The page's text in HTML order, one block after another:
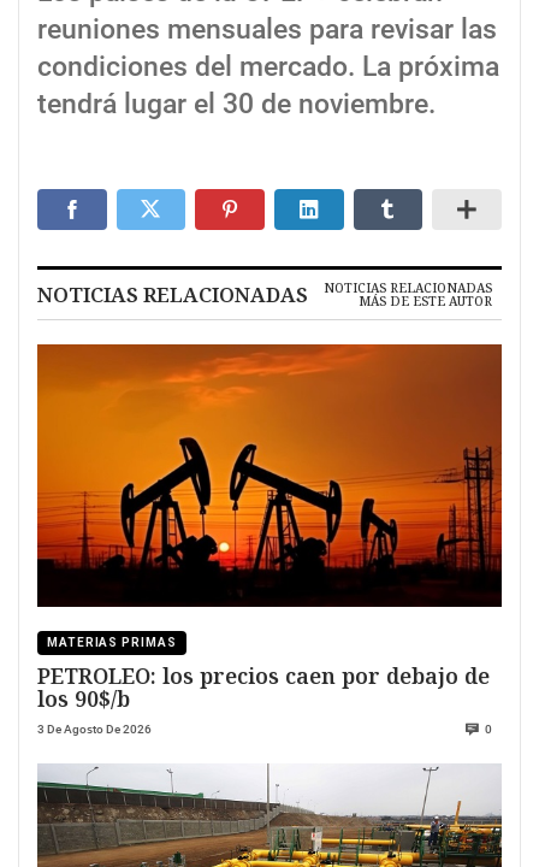
reuniones mensuales para revisar las
condiciones del mercado. La próxima
tendrá lugar el 30 de noviembre.
NOTICIAS RELACIONADAS NOTICIAS RELACIONADAS
MÁS DE ESTE AUTOR
MATERIAS PRIMAS
PETROLEO: los precios caen por debajo de
los 90$/b
3 De Agosto De 2026 0